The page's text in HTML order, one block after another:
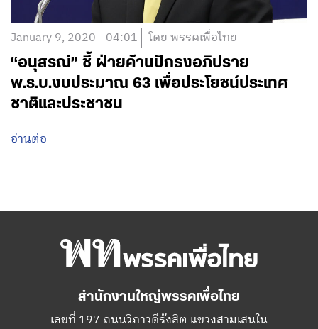
January 9, 2020 - 04:01 โดย พรรคเพื่อไทย
“อนุสรณ์” ชี้ ฝ่ายค้านปักธงอภิปราย
พ.ร.บ.งบประมาณ 63 เพื่อประโยชน์ประเทศ
ชาติและประชาชน
อ่านต่อ
สำนักงานใหญ่พรรคเพื่อไทย
เลขที่ 197 ถนนวิภาวดีรังสิต แขวงสามเสนใน